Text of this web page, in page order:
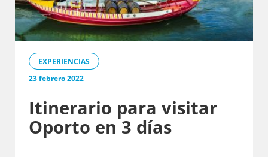
EXPERIENCIAS
23 febrero 2022
Itinerario para visitar
Oporto en 3 días